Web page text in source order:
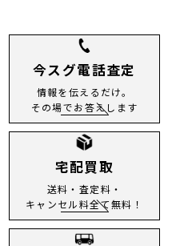
今スグ電話査定
情報を伝えるだけ。
その場でお答えします
宅配買取
送料・査定料・
キャンセル料全て無料！